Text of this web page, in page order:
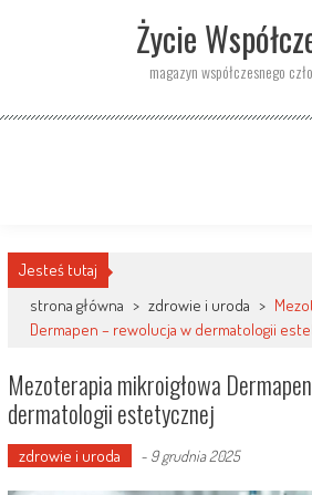
Życie
magazyn współczesnego
Jesteś tutaj
strona główna > zdrowie i uroda >
Dermapen – rewolucja w dermatologii
Mezoterapia mikroigłowa
dermatologii estetycznej
zdrowie i uroda - 9 grudnia 2025